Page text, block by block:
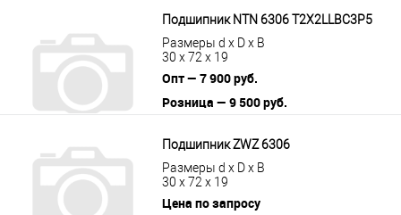
Подшипник NTN 6306 T2X2LLBC3P5
Размеры d x D x B
30 x 72 x 19
Опт — 7 900 руб.
Розница — 9 500 руб.
Подшипник ZWZ 6306
Размеры d x D x B
30 x 72 x 19
Цена по запросу